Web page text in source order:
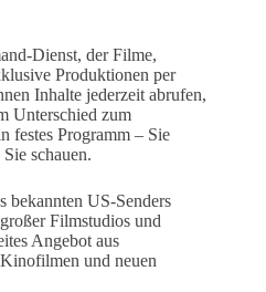
Dienst, der Filme,
Produktionen per
Inhalte jederzeit abrufen,
Unterschied zum
festes Programm – Sie
schauen.
bekannten US-Senders
Filmstudios und
Angebot aus
und neuen